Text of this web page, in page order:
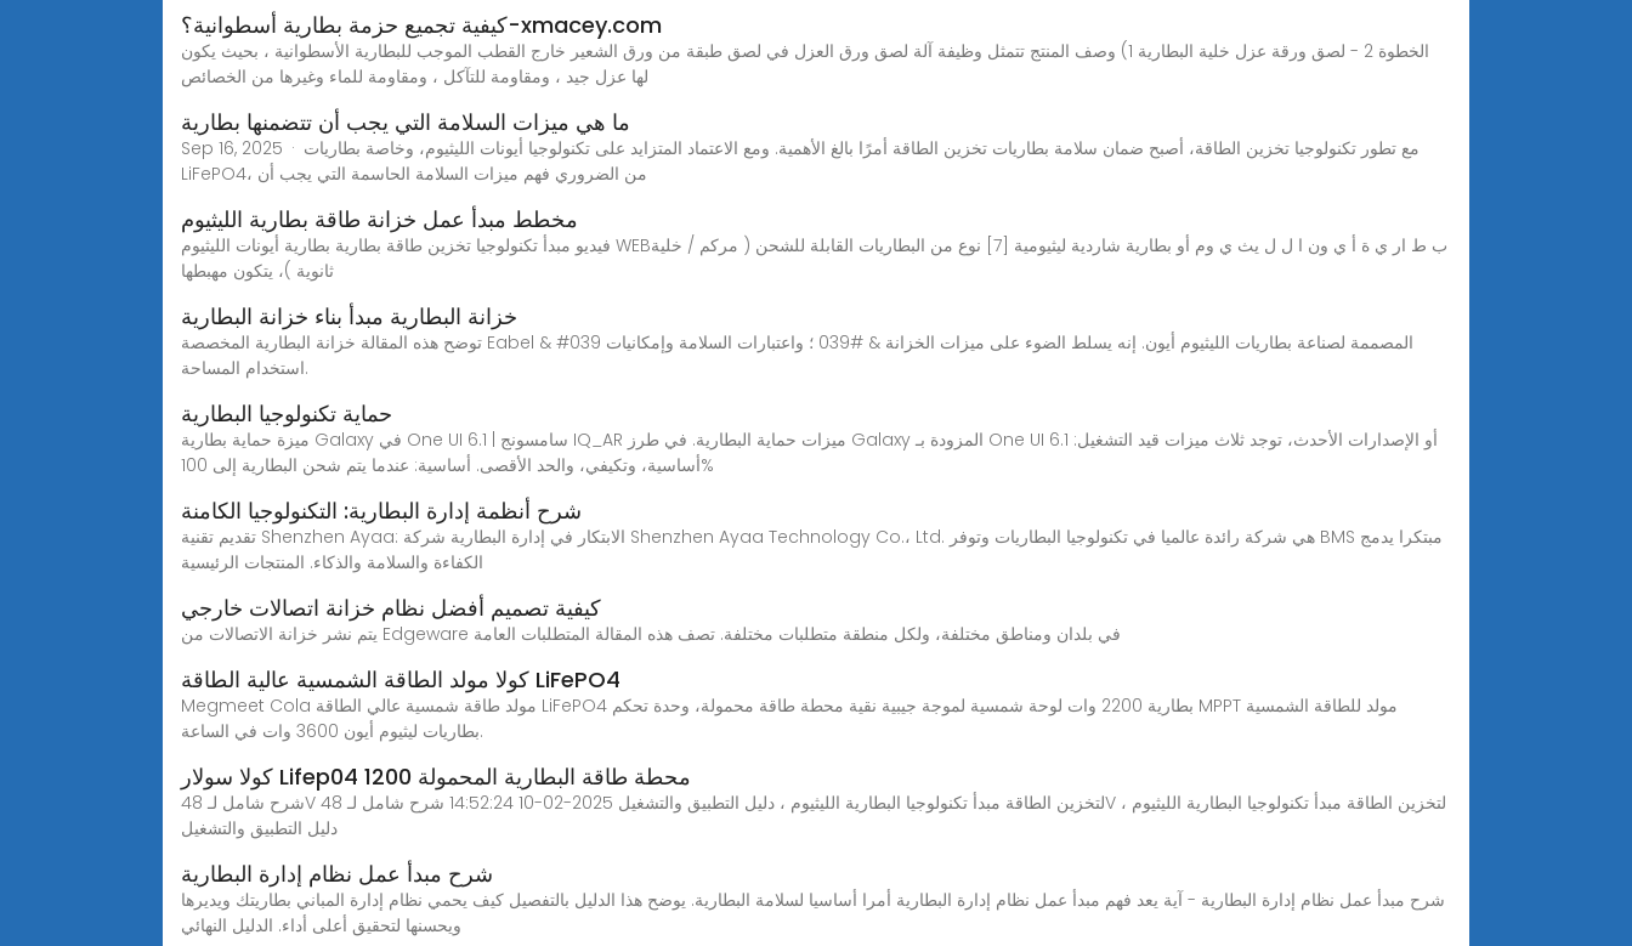
كيفية تجميع حزمة بطارية أسطوانية؟-xmacey.com
الخطوة 2 - لصق ورقة عزل خلية البطارية 1) وصف المنتج تتمثل وظيفة آلة لصق ورق العزل في لصق طبقة من ورق الشعير خارج القطب الموجب للبطارية الأسطوانية ، بحيث يكون
لها عزل جيد ، ومقاومة للتآكل ، ومقاومة للماء وغيرها من الخصائص
ما هي ميزات السلامة التي يجب أن تتضمنها بطارية
Sep 16, 2025 · مع تطور تكنولوجيا تخزين الطاقة، أصبح ضمان سلامة بطاريات تخزين الطاقة أمرًا بالغ الأهمية. ومع الاعتماد المتزايد على تكنولوجيا أيونات الليثيوم، وخاصة بطاريات
LiFePO4، من الضروري فهم ميزات السلامة الحاسمة التي يجب أن
مخطط مبدأ عمل خزانة طاقة بطارية الليثيوم
فيديو مبدأ تكنولوجيا تخزين طاقة بطارية بطارية أيونات الليثيوم WEBب ط ار ي ة أ ي ون ا ل ل يث ي وم أو بطارية شاردية ليثيومية [7] نوع من البطاريات القابلة للشحن ( مركم / خلية
ثانوية )، يتكون مهبطها
خزانة البطارية مبدأ بناء خزانة البطارية
توضح هذه المقالة خزانة البطارية المخصصة Eabel & #039 المصممة لصناعة بطاريات الليثيوم أيون. إنه يسلط الضوء على ميزات الخزانة & #039 ؛ واعتبارات السلامة وإمكانيات
استخدام المساحة.
حماية تكنولوجيا البطارية
ميزة حماية بطارية Galaxy في One UI 6.1 | سامسونج IQ_AR ميزات حماية البطارية. في طرز Galaxy المزودة بـ One UI 6.1 أو الإصدارات الأحدث، توجد ثلاث ميزات قيد التشغيل:
أساسية، وتكيفي، والحد الأقصى. أساسية: عندما يتم شحن البطارية إلى 100%
شرح أنظمة إدارة البطارية: التكنولوجيا الكامنة
تقديم تقنية Shenzhen Ayaa: الابتكار في إدارة البطارية شركة Shenzhen Ayaa Technology Co.، Ltd. هي شركة رائدة عالميا في تكنولوجيا البطاريات وتوفر BMS مبتكرا يدمج
الكفاءة والسلامة والذكاء. المنتجات الرئيسية
كيفية تصميم أفضل نظام خزانة اتصالات خارجي
يتم نشر خزانة الاتصالات من Edgeware في بلدان ومناطق مختلفة، ولكل منطقة متطلبات مختلفة. تصف هذه المقالة المتطلبات العامة
كولا مولد الطاقة الشمسية عالية الطاقة LiFePO4
Megmeet Cola مولد طاقة شمسية عالي الطاقة LiFePO4 بطارية 2200 وات لوحة شمسية لموجة جيبية نقية محطة طاقة محمولة، وحدة تحكم MPPT مولد للطاقة الشمسية
بطاريات ليثيوم أيون 3600 وات في الساعة.
كولا سولار Lifep04 محطة طاقة البطارية المحمولة 1200
شرح شامل لـ 48V لتخزين الطاقة مبدأ تكنولوجيا البطارية الليثيوم ، دليل التطبيق والتشغيل 2025-02-10 14:52:24 شرح شامل لـ 48V لتخزين الطاقة مبدأ تكنولوجيا البطارية الليثيوم ،
دليل التطبيق والتشغيل
شرح مبدأ عمل نظام إدارة البطارية
شرح مبدأ عمل نظام إدارة البطارية - آية يعد فهم مبدأ عمل نظام إدارة البطارية أمرا أساسيا لسلامة البطارية. يوضح هذا الدليل بالتفصيل كيف يحمي نظام إدارة المباني بطاريتك ويديرها
ويحسنها لتحقيق أعلى أداء. الدليل النهائي